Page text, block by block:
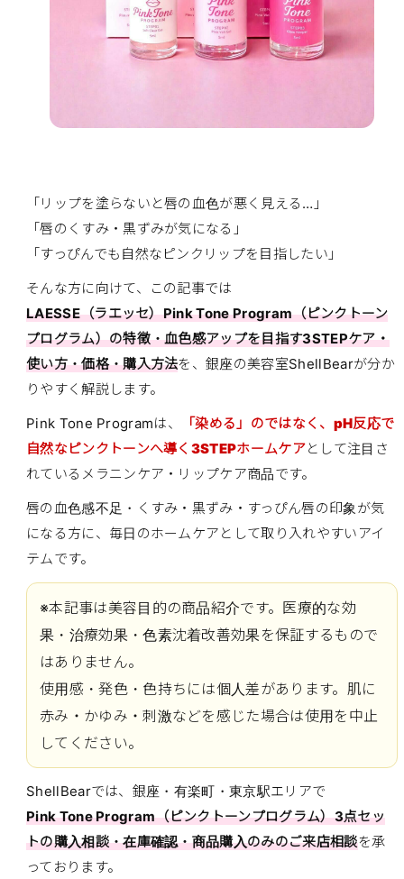
「リップを塗らないと唇の血色が悪く見える…」
「唇のくすみ・黒ずみが気になる」
「すっぴんでも自然なピンクリップを目指したい」
そんな方に向けて、この記事では
LAESSE（ラエッセ）Pink Tone Program（ピンクトーン
プログラム）の特徴・血色感アップを目指す3STEPケア・
使い方・価格・購入方法を、銀座の美容室ShellBearが分か
りやすく解説します。
Pink Tone Programは、
「染める」のではなく、pH反応で
自然なピンクトーンへ導く3STEPホームケアとして注目さ
れているメラニンケア・リップケア商品です。
唇の血色感不足・くすみ・黒ずみ・すっぴん唇の印象が気
になる方に、毎日のホームケアとして取り入れやすいアイ
テムです。
※本記事は美容目的の商品紹介です。医療的な効
果・治療効果・色素沈着改善効果を保証するもので
はありません。
使用感・発色・色持ちには個人差があります。肌に
赤み・かゆみ・刺激などを感じた場合は使用を中止
してください。
ShellBearでは、銀座・有楽町・東京駅エリアで
Pink Tone Program（ピンクトーンプログラム）3点セッ
トの購入相談・在庫確認・商品購入のみのご来店相談を承
っております。